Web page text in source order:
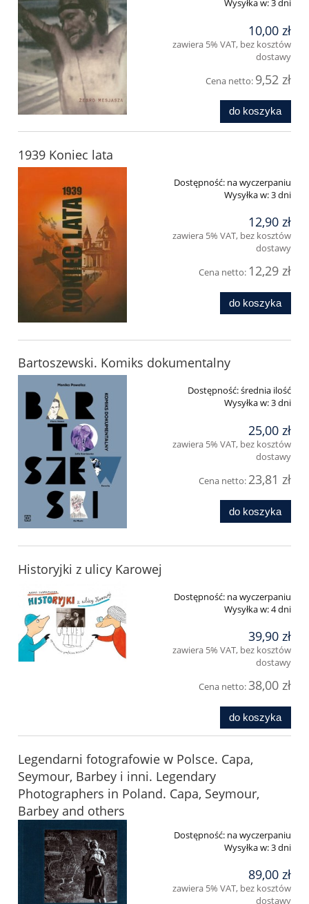
Wysyłka w:3 dni
10,00 zł
zawiera 5% VAT, bez kosztów
dostawy
Cena netto: 9,52 zł
do koszyka
1939 Koniec lata
Dostępność: na wyczerpaniu
Wysyłka w:3 dni
12,90 zł
zawiera 5% VAT, bez kosztów
dostawy
Cena netto: 12,29 zł
do koszyka
Bartoszewski. Komiks dokumentalny
Dostępność:średnia ilość
Wysyłka w:3 dni
25,00 zł
zawiera 5% VAT, bez kosztów
dostawy
Cena netto: 23,81 zł
do koszyka
Historyjki z ulicy Karowej
Dostępność: na wyczerpaniu
Wysyłka w:4 dni
39,90 zł
zawiera 5% VAT, bez kosztów
dostawy
Cena netto:38,00 zł
do koszyka
Legendarni fotografowie w Polsce. Capa,
Seymour, Barbey i inni. Legendary
Photographers in Poland. Capa, Seymour,
Barbey and others
Dostępność: na wyczerpaniu
Wysyłka w:3 dni
89,00 zł
zawiera 5% VAT, bez kosztów
dostawy